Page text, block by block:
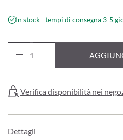
In stock - tempi di consegna 3-5
Verifica disponibilità nei
Dettagli